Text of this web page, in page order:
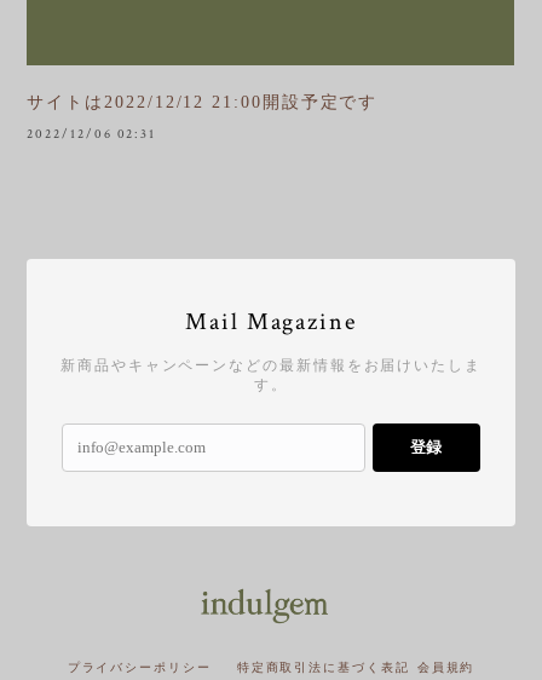
サイトは2022/12/12 21:00開設予定です
2022/12/06 02:31
Mail Magazine
新商品やキャンペーンなどの最新情報をお届けいたしま
す。
登録
プライバシーポリシー 特定商取引法に基づく表記 会員規約